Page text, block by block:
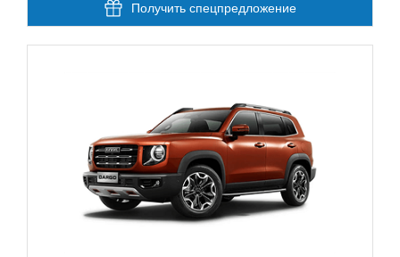
Получить спецпредложение